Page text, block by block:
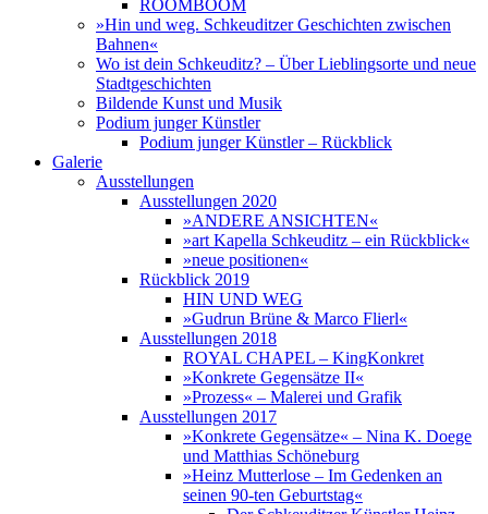
ROOMBOOM
»Hin und weg. Schkeuditzer Geschichten zwischen
Bahnen«
Wo ist dein Schkeuditz? – Über Lieblingsorte und neue
Stadtgeschichten
Bildende Kunst und Musik
Podium junger Künstler
Podium junger Künstler – Rückblick
Galerie
Ausstellungen
Ausstellungen 2020
»ANDERE ANSICHTEN«
»art Kapella Schkeuditz – ein Rückblick«
»neue positionen«
Rückblick 2019
HIN UND WEG
»Gudrun Brüne & Marco Flierl«
Ausstellungen 2018
ROYAL CHAPEL – KingKonkret
»Konkrete Gegensätze II«
»Prozess« – Malerei und Grafik
Ausstellungen 2017
»Konkrete Gegensätze« – Nina K. Doege
und Matthias Schöneburg
»Heinz Mutterlose – Im Gedenken an
seinen 90-ten Geburtstag«